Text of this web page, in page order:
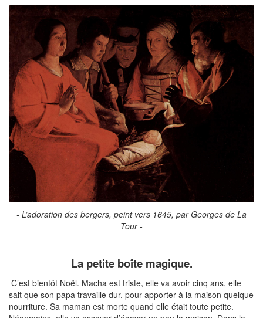
- L’adoration des bergers, peint vers 1645, par Georges de La
Tour -
La petite boîte magique.
C’est bientôt Noël. Macha est triste, elle va avoir cinq ans, elle
sait que son papa travaille dur, pour apporter à la maison quelque
nourriture. Sa maman est morte quand elle était toute petite.